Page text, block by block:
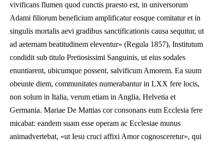
vivificans flumen quod cunctis praesto est, in universorum
Adami filiorum beneficium amplificatur eosque comitatur et in
singulis mortalis aevi gradibus sanctificationis causa sequitur, ut
ad aeternam beatitudinem eleventur» (Regula 1857), Institutum
condidit sub titulo Pretiosissimi Sanguinis, ut eius sodales
enuntiarent, ubicumque possent, salvificum Amorem. Ea suum
obeunte diem, communitates numerabantur in LXX fere locis,
non solum in Italia, verum etiam in Anglia, Helvetia et
Germania. Mariae De Mattias cor consonans eum Ecclesia fere
micabat: eandem suam esse operam ac Ecclesiae munus
animadvertebat, «ut Iesu cruci affixi Amor cognosceretur», qui